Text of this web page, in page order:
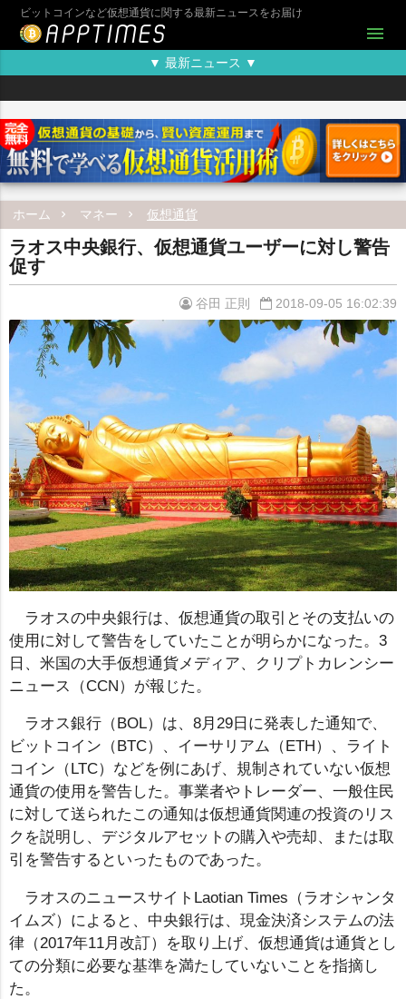
ビットコインなど仮想通貨に関する最新ニュースをお届け
menu
▼ 最新ニュース ▼
ホーム マネー 仮想通貨
ラオス中央銀行、仮想通貨ユーザーに対し警告
促す
谷田 正則 2018-09-05 16:02:39
ラオスの中央銀行は、仮想通貨の取引とその支払いの
使用に対して警告をしていたことが明らかになった。3
日、米国の大手仮想通貨メディア、クリプトカレンシー
ニュース（CCN）が報じた。
ラオス銀行（BOL）は、8月29日に発表した通知で、
ビットコイン（BTC）、イーサリアム（ETH）、ライト
コイン（LTC）などを例にあげ、規制されていない仮想
通貨の使用を警告した。事業者やトレーダー、一般住民
に対して送られたこの通知は仮想通貨関連の投資のリス
クを説明し、デジタルアセットの購入や売却、または取
引を警告するといったものであった。
ラオスのニュースサイトLaotian Times（ラオシャンタ
イムズ）によると、中央銀行は、現金決済システムの法
律（2017年11月改訂）を取り上げ、仮想通貨は通貨とし
ての分類に必要な基準を満たしていないことを指摘し
た。